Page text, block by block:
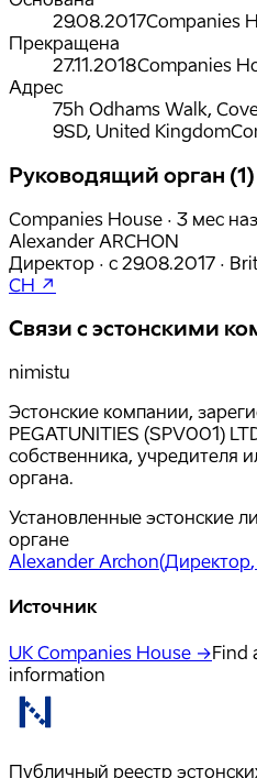
29.08.2017Companies
Прекращена
27.11.2018Companies
Адрес
75h Odhams Walk,
9SD, United Kingdom
Руководящий орган (1)
Companies House · 3 мес
Alexander ARCHON
Директор · с 29.08.2017 ·
CH ↗
Связи с эстонскими
nimistu
Эстонские компании,
PEGATUNITIES (SPV001)
собственника, учредителя
органа.
Установленные эстонские
органе
Alexander Archon(Директор
Источник
UK Companies House →Find
information
Публичный реестр